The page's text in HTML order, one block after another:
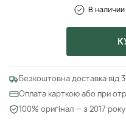
В наличии
Безкоштовна доставка від
Оплата карткою або при
100% оригінал — з 2017 року